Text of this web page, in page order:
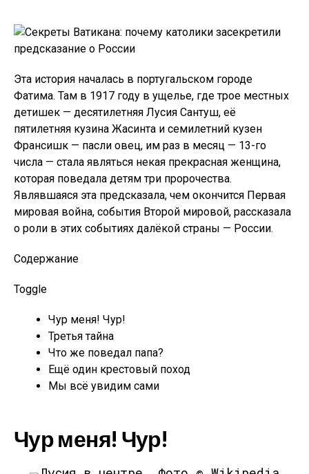
Эта история началась в португальском городе
Фатима. Там в 1917 году в ущелье, где трое местных
детишек — десятилетняя Лусия Сантуш, её
пятилетняя кузина Жасинта и семилетний кузен
Франсишк — пасли овец, им раз в месяц — 13-го
числа — стала являться некая прекрасная женщина,
которая поведала детям три пророчества.
Являвшаяся эта предсказала, чем окончится Первая
мировая война, события Второй мировой, рассказала
о роли в этих событиях далёкой страны — России.
Содержание
Toggle
Чур меня! Чур!
Третья тайна
Что же поведал папа?
Ещё один крестовый поход
Мы всё увидим сами
Чур меня! Чур!